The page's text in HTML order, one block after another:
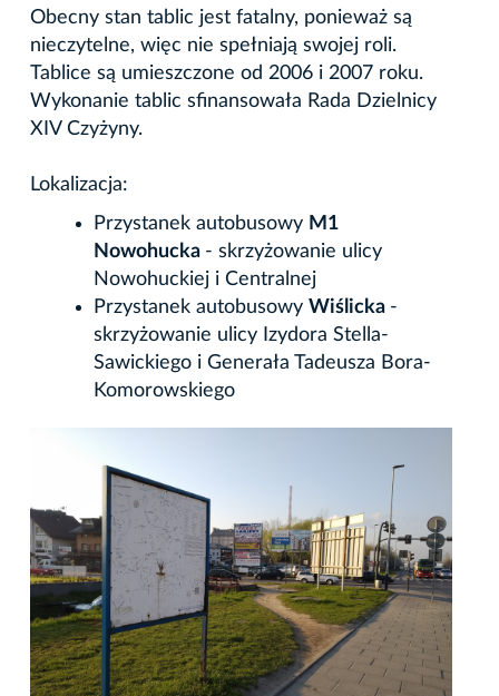
Obecny stan tablic jest fatalny, ponieważ są
nieczytelne, więc nie spełniają swojej roli.
Tablice są umieszczone od 2006 i 2007 roku.
Wykonanie tablic sfinansowała Rada Dzielnicy
XIV Czyżyny.
Lokalizacja:
Przystanek autobusowy M1
Nowohucka - skrzyżowanie ulicy
Nowohuckiej i Centralnej
Przystanek autobusowy Wiślicka -
skrzyżowanie ulicy Izydora Stella-
Sawickiego i Generała Tadeusza Bora-
Komorowskiego